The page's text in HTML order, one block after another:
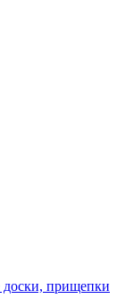
доски, прищепки